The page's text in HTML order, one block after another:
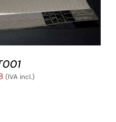
(IVA incl.)